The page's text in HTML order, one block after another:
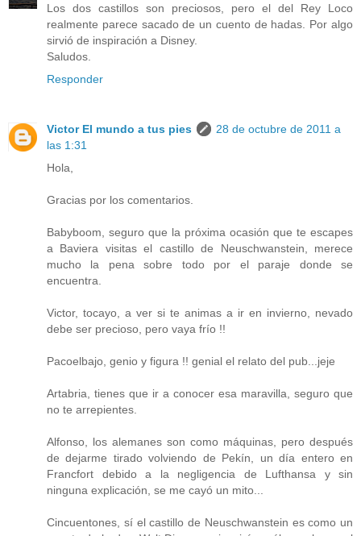
Los dos castillos son preciosos, pero el del Rey Loco
realmente parece sacado de un cuento de hadas. Por algo
sirvió de inspiración a Disney.
Saludos.
Responder
Victor El mundo a tus pies
28 de octubre de 2011 a
las 1:31
Hola,
Gracias por los comentarios.
Babyboom, seguro que la próxima ocasión que te escapes
a Baviera visitas el castillo de Neuschwanstein, merece
mucho la pena sobre todo por el paraje donde se
encuentra.
Victor, tocayo, a ver si te animas a ir en invierno, nevado
debe ser precioso, pero vaya frío !!
Pacoelbajo, genio y figura !! genial el relato del pub...jeje
Artabria, tienes que ir a conocer esa maravilla, seguro que
no te arrepientes.
Alfonso, los alemanes son como máquinas, pero después
de dejarme tirado volviendo de Pekín, un día entero en
Francfort debido a la negligencia de Lufthansa y sin
ninguna explicación, se me cayó un mito...
Cincuentones, sí el castillo de Neuschwanstein es como un